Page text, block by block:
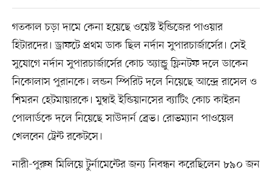
গতকাল চড়া দামে কেনা হয়েছে ওয়েস্ট ইন্ডিজের পাওয়ার
হিটারদের। ড্রাফটে প্রথম ডাক ছিল নর্দান সুপারচার্জার্সের। সেই
সুযোগে নর্দান সুপারচার্জার্সের কোচ অ্যান্ড্রু ফ্লিনটফ দলে ডাকেন
নিকোলাস পুরানকে। লন্ডন স্পিরিট দলে নিয়েছে আন্দ্রে রাসেল ও
শিমরন হেটমায়ারকে। মুম্বাই ইন্ডিয়ানসের ব্যাটিং কোচ কাইরন
পোলার্ডকে দলে নিয়েছে সাউদার্ন ব্রেভ। রোভম্যান পাওয়েল
খেলবেন ট্রেন্ট রকেটসে।
নারী-পুরুষ মিলিয়ে টুর্নামেন্টের জন্য নিবন্ধন করেছিলেন ৮৯০ জন